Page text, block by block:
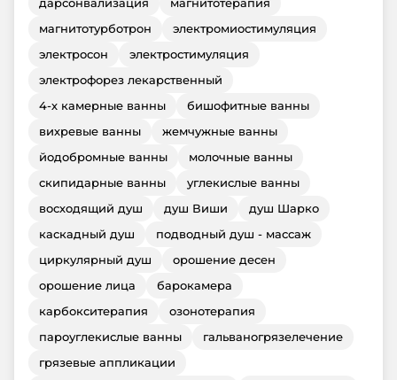
магнитотурботрон
электромиостимуляция
электросон
электростимуляция
электрофорез лекарственный
4-х камерные ванны
бишофитные ванны
вихревые ванны
жемчужные ванны
йодобромные ванны
молочные ванны
скипидарные ванны
углекислые ванны
восходящий душ
душ Виши
душ Шарко
каскадный душ
подводный душ - массаж
циркулярный душ
орошение десен
орошение лица
барокамера
карбокситерапия
озонотерапия
пароуглекислые ванны
гальваногрязелечение
грязевые аппликации